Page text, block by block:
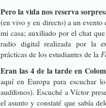
Pero la vida nos reserva
(en vivo y en directo) a un evento
mi casa; auxiliado por el chat
radio digital realizada por la
prácticas de los estudiantes de la
Eran las 4 de la tarde en
aquí en Europa para escuchar
audífonos). Escuché a Víctor
el asunto y constaté que sabía